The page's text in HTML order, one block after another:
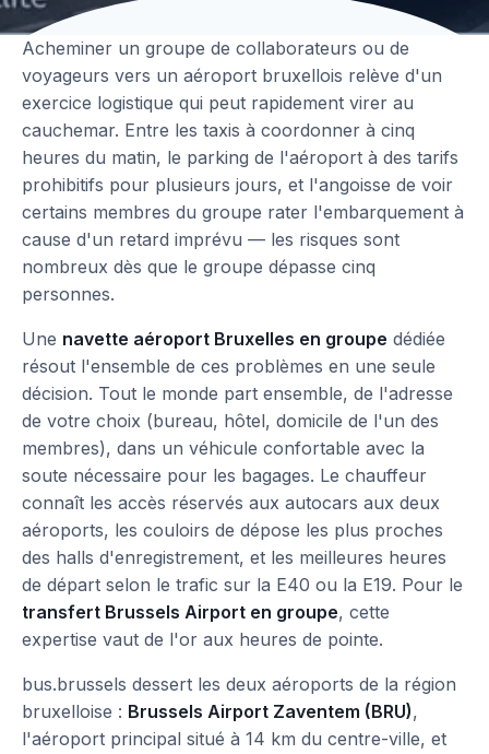
Acheminer un groupe de collaborateurs ou de
voyageurs vers un aéroport bruxellois relève d'un
exercice logistique qui peut rapidement virer au
cauchemar. Entre les taxis à coordonner à cinq
heures du matin, le parking de l'aéroport à des tarifs
prohibitifs pour plusieurs jours, et l'angoisse de voir
certains membres du groupe rater l'embarquement à
cause d'un retard imprévu — les risques sont
nombreux dès que le groupe dépasse cinq
personnes.
Une navette aéroport Bruxelles en groupe dédiée
résout l'ensemble de ces problèmes en une seule
décision. Tout le monde part ensemble, de l'adresse
de votre choix (bureau, hôtel, domicile de l'un des
membres), dans un véhicule confortable avec la
soute nécessaire pour les bagages. Le chauffeur
connaît les accès réservés aux autocars aux deux
aéroports, les couloirs de dépose les plus proches
des halls d'enregistrement, et les meilleures heures
de départ selon le trafic sur la E40 ou la E19. Pour le
transfert Brussels Airport en groupe, cette
expertise vaut de l'or aux heures de pointe.
bus.brussels dessert les deux aéroports de la région
bruxelloise : Brussels Airport Zaventem (BRU),
l'aéroport principal situé à 14 km du centre-ville, et